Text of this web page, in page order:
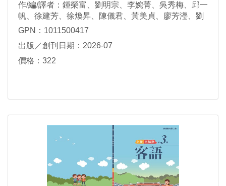
作/編/譯者：鍾榮富、劉明宗、李婉菁、吳秀梅、邱一
帆、徐建芳、徐煥昇、陳儀君、黃美貞、廖芳瀅、劉
瑋真、鍾秀鳳、謝素華、謝杰雄、羅金枝
GPN：1011500417
出版／創刊日期：2026-07
價格：322